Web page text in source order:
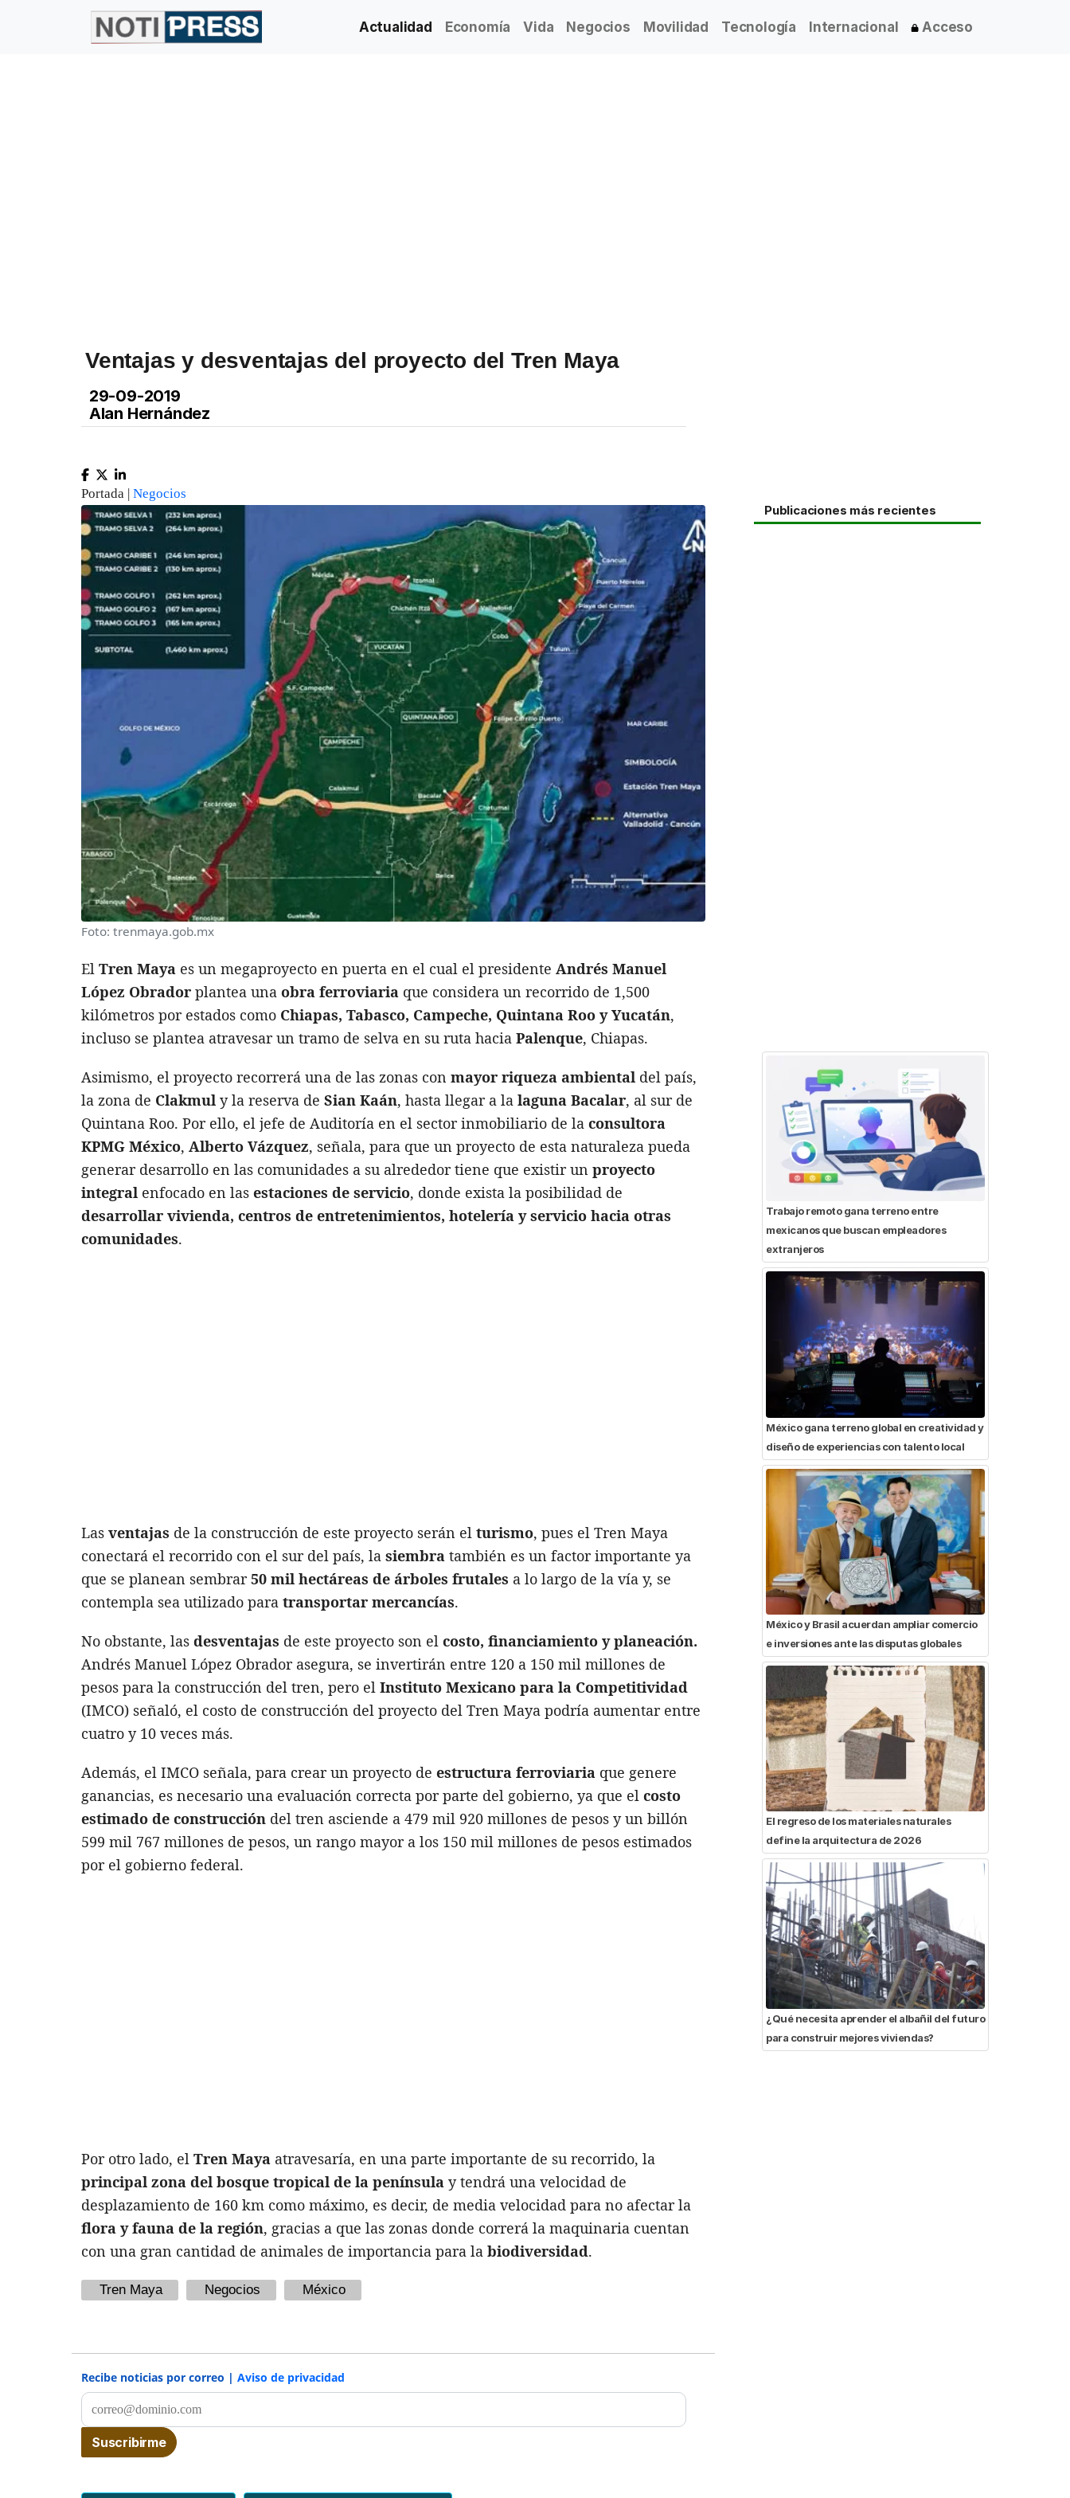
Actualidad Economía Vida Negocios Movilidad Tecnología Internacional Acceso
Ventajas y desventajas del proyecto del Tren Maya
29-09-2019
Alan Hernández
Portada | Negocios
Foto: trenmaya.gob.mx
El Tren Maya es un megaproyecto en puerta en el cual el presidente Andrés Manuel
López Obrador plantea una obra ferroviaria que considera un recorrido de 1,500
kilómetros por estados como Chiapas, Tabasco, Campeche, Quintana Roo y Yucatán,
incluso se plantea atravesar un tramo de selva en su ruta hacia Palenque, Chiapas.
Asimismo, el proyecto recorrerá una de las zonas con mayor riqueza ambiental del país,
la zona de Clakmul y la reserva de Sian Kaán, hasta llegar a la laguna Bacalar, al sur de
Quintana Roo. Por ello, el jefe de Auditoría en el sector inmobiliario de la consultora
KPMG México, Alberto Vázquez, señala, para que un proyecto de esta naturaleza pueda
generar desarrollo en las comunidades a su alrededor tiene que existir un proyecto
integral enfocado en las estaciones de servicio, donde exista la posibilidad de
desarrollar vivienda, centros de entretenimientos, hotelería y servicio hacia otras
comunidades.
Las ventajas de la construcción de este proyecto serán el turismo, pues el Tren Maya
conectará el recorrido con el sur del país, la siembra también es un factor importante ya
que se planean sembrar50 mil hectáreas de árboles frutales a lo largo de la vía y, se
contempla sea utilizado para transportar mercancías.
No obstante, las desventajas de este proyecto son el costo, financiamiento y planeación.
Andrés Manuel López Obrador asegura, se invertirán entre 120 a 150 mil millones de
pesos para la construcción del tren, pero el Instituto Mexicano para la Competitividad
(IMCO) señaló, el costo de construcción del proyecto del Tren Maya podría aumentar entre
cuatro y 10 veces más.
Además, el IMCO señala, para crear un proyecto de estructura ferroviaria que genere
ganancias, es necesario una evaluación correcta por parte del gobierno, ya que el costo
estimado de construcción del tren asciende a 479 mil 920 millones de pesos y un billón
599 mil 767 millones de pesos, un rango mayor a los 150 mil millones de pesos estimados
por el gobierno federal.
Por otro lado, el Tren Maya atravesaría, en una parte importante de su recorrido, la
principal zona del bosque tropical de la península y tendrá una velocidad de
desplazamiento de 160 km como máximo, es decir, de media velocidad para no afectar la
flora y fauna de la región, gracias a que las zonas donde correrá la maquinaria cuentan
con una gran cantidad de animales de importancia para la biodiversidad.
Tren Maya Negocios México
Recibe noticias por correo | Aviso de privacidad
Publicaciones más recientes
Trabajo remoto gana terreno entre
mexicanos que buscan empleadores
extranjeros
México gana terreno global en creatividad y
diseño de experiencias con talento local
México y Brasil acuerdan ampliar comercio
e inversiones ante las disputas globales
El regreso de los materiales naturales
define la arquitectura de 2026
¿Qué necesita aprender el albañil del futuro
para construir mejores viviendas?